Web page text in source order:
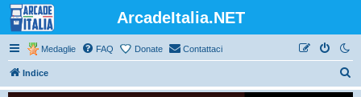
ArcadeItalia.NET
Medaglie FAQ Donate Contattaci
Indice
e